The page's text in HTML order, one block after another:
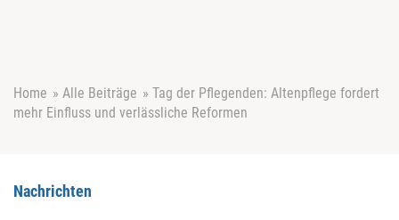
Home » Alle Beiträge » Tag der Pflegenden: Altenpflege fordert
mehr Einfluss und verlässliche Reformen
Nachrichten